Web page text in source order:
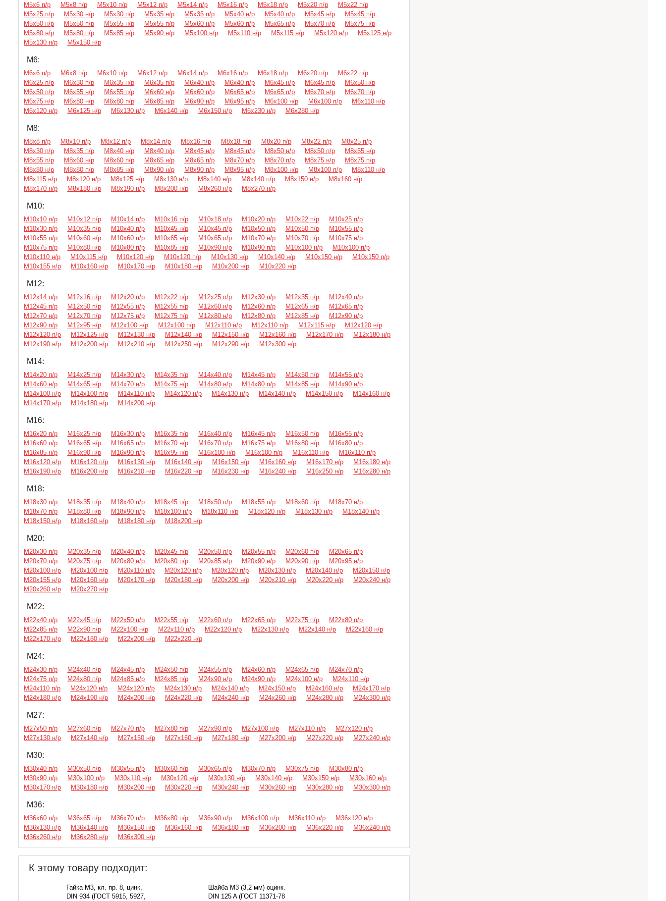
М5х6 п/р М5х8 п/р М5х10 п/р М5х12 п/р М5х14 п/р М5х16 п/р М5х18 п/р М5х20 п/р
М5х22 п/р
М5х25 п/р
М5х30 н/р М5х30 п/р М5х35 н/р М5х35 п/р М5х40 н/р М5х40 п/р М5х45 н/р
М5х45 п/р
М5х50 н/р
М5х50 п/р М5х55 н/р М5х55 п/р М5х60 н/р М5х60 п/р М5х65 н/р М5х70 н/р
М5х75 н/р
М5х80 н/р
М5х80 п/р М5х85 н/р М5х90 н/р М5х100 н/р М5х110 н/р М5х115 н/р М5х120 н/р
М5х125 н/р
М5х130 н/р
М5х150 н/р
М6:
М6х6 п/р М6х8 п/р М6х10 п/р М6х12 п/р М6х14 п/р М6х16 п/р М6х18 п/р М6х20 п/р
М6х22 п/р
М6х25 п/р
М6х30 п/р М6х35 н/р М6х35 п/р М6х40 н/р М6х40 п/р М6х45 н/р М6х45 п/р
М6х50 н/р
М6х50 п/р
М6х55 н/р М6х55 п/р М6х60 н/р М6х60 п/р М6х65 н/р М6х65 п/р М6х70 н/р
М6х70 п/р
М6х75 н/р
М6х80 н/р М6х80 п/р М6х85 н/р М6х90 н/р М6х95 н/р М6х100 н/р М6х100 п/р
М6х110 н/р
М6х120 н/р
М6х125 н/р М6х130 н/р М6х140 н/р М6х150 н/р М6х230 н/р М6х280 н/р
М8:
М8х8 п/р М8х10 п/р М8х12 п/р М8х14 п/р М8х16 п/р М8х18 п/р М8х20 п/р М8х22 п/р
М8х25 п/р
М8х30 п/р
М8х35 п/р М8х40 н/р М8х40 п/р М8х45 н/р М8х45 п/р М8х50 н/р М8х50 п/р
М8х55 н/р
М8х55 п/р
М8х60 н/р М8х60 п/р М8х65 н/р М8х65 п/р М8х70 н/р М8х70 п/р М8х75 н/р
М8х75 п/р
М8х80 н/р
М8х80 п/р М8х85 н/р М8х90 н/р М8х90 п/р М8х95 н/р М8х100 н/р М8х100 п/р
М8х110 н/р
М8х115 н/р
М8х120 н/р М8х125 н/р М8х130 н/р М8х140 н/р М8х140 п/р М8х150 н/р
М8х160 н/р
М8х170 н/р
М8х180 н/р М8х190 н/р М8х200 н/р М8х260 н/р М8х270 н/р
М10:
М10х10 п/р М10х12 п/р М10х14 п/р М10х16 п/р М10х18 п/р М10х20 п/р М10х22 п/р
М10х25 п/р
М10х30 п/р
М10х35 п/р М10х40 п/р М10х45 н/р М10х45 п/р М10х50 н/р М10х50 п/р
М10х55 н/р
М10х55 п/р
М10х60 н/р М10х60 п/р М10х65 н/р М10х65 п/р М10х70 н/р М10х70 п/р
М10х75 н/р
М10х75 п/р
М10х80 н/р М10х80 п/р М10х85 н/р М10х90 н/р М10х90 п/р М10х100 н/р
М10х100 п/р
М10х110 н/р
М10х115 н/р М10х120 н/р М10х120 п/р М10х130 н/р М10х140 н/р М10х150 н/р
М10х150 п/р
М10х155 н/р
М10х160 н/р М10х170 н/р М10х180 н/р М10х200 н/р М10х220 н/р
М12:
М12х14 п/р М12х16 п/р М12х20 п/р М12х22 п/р М12х25 п/р М12х30 п/р М12х35 п/р
М12х40 п/р
М12х45 п/р
М12х50 п/р М12х55 н/р М12х55 п/р М12х60 н/р М12х60 п/р М12х65 н/р
М12х65 п/р
М12х70 н/р
М12х70 п/р М12х75 н/р М12х75 п/р М12х80 н/р М12х80 п/р М12х85 н/р
М12х90 н/р
М12х90 п/р
М12х95 н/р М12х100 н/р М12х100 п/р М12х110 н/р М12х110 п/р М12х115 н/р
М12х120 н/р
М12х120 п/р
М12х125 н/р М12х130 н/р М12х140 н/р М12х150 н/р М12х160 н/р М12х170 н/р
М12х180 н/р
М12х190 н/р
М12х200 н/р М12х210 н/р М12х250 н/р М12х290 н/р М12х300 н/р
М14:
М14х20 п/р М14х25 п/р М14х30 п/р М14х35 п/р М14х40 п/р М14х45 п/р М14х50 п/р
М14х55 п/р
М14х60 н/р
М14х65 н/р М14х70 н/р М14х75 н/р М14х80 н/р М14х80 п/р М14х85 н/р
М14х90 н/р
М14х100 н/р
М14х100 п/р М14х110 н/р М14х120 н/р М14х130 н/р М14х140 н/р М14х150 н/р
М14х160 н/р
М14х170 н/р
М14х180 н/р М14х200 н/р
М16:
М16х20 п/р М16х25 п/р М16х30 п/р М16х35 п/р М16х40 п/р М16х45 п/р М16х50 п/р
М16х55 п/р
М16х60 п/р
М16х65 н/р М16х65 п/р М16х70 н/р М16х70 п/р М16х75 н/р М16х80 н/р
М16х80 п/р
М16х85 н/р
М16х90 н/р М16х90 п/р М16х95 н/р М16х100 н/р М16х100 п/р М16х110 н/р
М16х110 п/р
М16х120 н/р
М16х120 п/р М16х130 н/р М16х140 н/р М16х150 н/р М16х160 н/р М16х170 н/р
М16х180 н/р
М16х190 н/р
М16х200 н/р М16х210 н/р М16х220 н/р М16х230 н/р М16х240 н/р М16х250 н/р М16х280 н/р
М18:
М18х30 п/р М18х35 п/р М18х40 п/р М18х45 п/р М18х50 п/р М18х55 п/р М18х60 п/р
М18х70 н/р
М18х70 п/р
М18х80 н/р М18х90 н/р М18х100 н/р М18х110 н/р М18х120 н/р М18х130 н/р
М18х140 н/р
М18х150 н/р
М18х160 н/р М18х180 н/р М18х200 н/р
М20:
М20х30 п/р М20х35 п/р М20х40 п/р М20х45 п/р М20х50 п/р М20х55 п/р М20х60 п/р
М20х65 п/р
М20х70 п/р
М20х75 п/р М20х80 н/р М20х80 п/р М20х85 н/р М20х90 н/р М20х90 п/р
М20х95 н/р
М20х100 н/р
М20х100 п/р М20х110 н/р М20х120 н/р М20х120 п/р М20х130 н/р М20х140 н/р
М20х150 н/р
М20х155 н/р
М20х160 н/р М20х170 н/р М20х180 н/р М20х200 н/р М20х210 н/р М20х220 н/р
М20х240 н/р
М20х260 н/р
М20х270 н/р
М22:
М22х40 п/р М22х45 п/р М22х50 п/р М22х55 п/р М22х60 п/р М22х65 п/р М22х75 п/р
М22х80 п/р
М22х85 н/р
М22х90 п/р М22х100 н/р М22х110 н/р М22х120 н/р М22х130 н/р М22х140 н/р
М22х160 н/р
М22х170 н/р
М22х180 н/р М22х200 н/р М22х220 н/р
М24:
М24х30 п/р М24х40 п/р М24х45 п/р М24х50 п/р М24х55 п/р М24х60 п/р М24х65 п/р
М24х70 п/р
М24х75 п/р
М24х80 п/р М24х85 н/р М24х85 п/р М24х90 н/р М24х90 п/р М24х100 н/р
М24х110 н/р
М24х110 п/р
М24х120 н/р М24х120 п/р М24х130 н/р М24х140 н/р М24х150 н/р М24х160 н/р
М24х170 н/р
М24х180 н/р
М24х190 н/р М24х200 н/р М24х220 н/р М24х240 н/р М24х260 н/р М24х280 н/р М24х300 н/р
М27:
М27х50 п/р М27х60 п/р М27х70 п/р М27х80 п/р М27х90 п/р М27х100 н/р М27х110 н/р
М27х120 н/р
М27х130 н/р
М27х140 н/р М27х150 н/р М27х160 н/р М27х180 н/р М27х200 н/р М27х220 н/р М27х240 н/р
М30:
М30х40 п/р М30х50 п/р М30х55 п/р М30х60 п/р М30х65 п/р М30х70 п/р М30х75 п/р
М30х80 п/р
М30х90 п/р
М30х100 п/р М30х110 н/р М30х120 н/р М30х130 н/р М30х140 н/р М30х150 н/р
М30х160 н/р
М30х170 н/р
М30х180 н/р М30х200 н/р М30х220 н/р М30х240 н/р М30х260 н/р М30х280 н/р М30х300 н/р
М36:
М36х60 п/р М36х65 п/р М36х70 п/р М36х80 п/р М36х90 п/р М36х100 п/р М36х110 п/р
М36х120 н/р
М36х130 н/р
М36х140 н/р М36х150 н/р М36х160 н/р М36х180 н/р М36х200 н/р М36х220 н/р
М36х240 н/р
М36х260 н/р
М36х280 н/р М36х300 н/р
К этому товару подходит:
Гайка М3, кл. пр. 8, цинк,
DIN 934 (ГОСТ 5915, 5927,
Шайба М3 (3,2 мм) оцинк.
DIN 125 A (ГОСТ 11371-78